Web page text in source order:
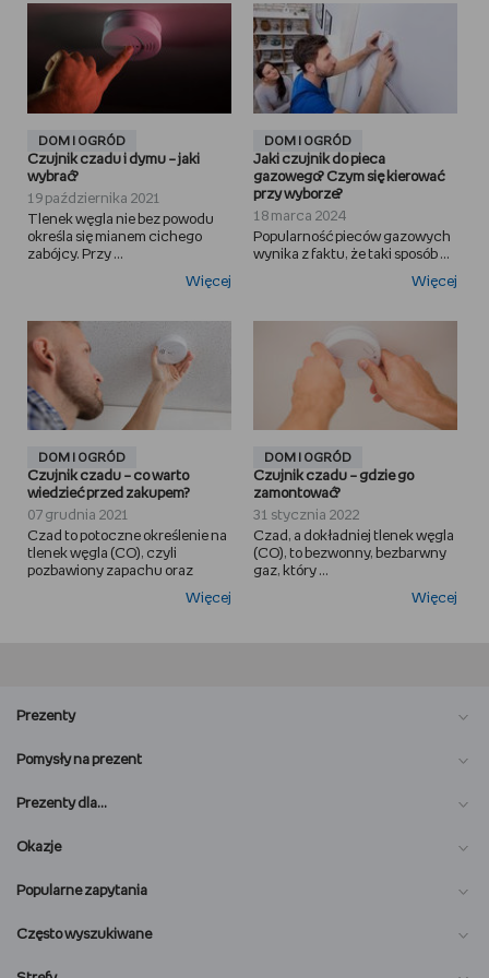
DOM I OGRÓD
Czujnik czadu i dymu – jaki
wybrać?
19 października 2021
Tlenek węgla nie bez powodu
określa się mianem cichego
zabójcy. Przy ...
Więcej
DOM I OGRÓD
Jaki czujnik do pieca
gazowego? Czym się kierować
przy wyborze?
18 marca 2024
Popularność pieców gazowych
wynika z faktu, że taki sposób ...
Więcej
DOM I OGRÓD
Czujnik czadu – co warto
wiedzieć przed zakupem?
07 grudnia 2021
Czad to potoczne określenie na
tlenek węgla (CO), czyli
pozbawiony zapachu oraz
Więcej
DOM I OGRÓD
Czujnik czadu – gdzie go
zamontować?
31 stycznia 2022
Czad, a dokładniej tlenek węgla
(CO), to bezwonny, bezbarwny
gaz, który ...
Więcej
Prezenty
Pomysły na prezent
Prezenty dla…
Okazje
Popularne zapytania
Często wyszukiwane